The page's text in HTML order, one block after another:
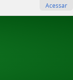
Acessar